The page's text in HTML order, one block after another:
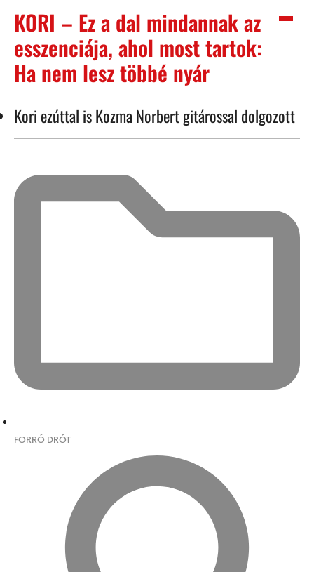
KORI – Ez a dal mindannak az
esszenciája, ahol most tartok:
Ha nem lesz többé nyár
Kori ezúttal is Kozma Norbert gitárossal dolgozott
FORRÓ DRÓT